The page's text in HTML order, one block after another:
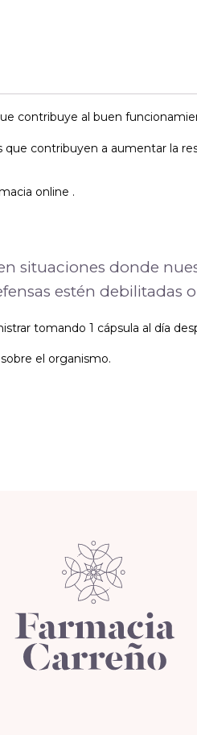
contribuye al buen
contribuyen a aumentar la
online .
situaciones donde
estén debilitadas
tomando 1 cápsula al día
el organismo.